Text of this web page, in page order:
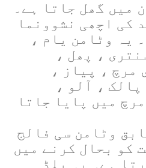
میں گھل جاتا ہے۔
کی اچھی نشوونما
یہ وٹامن یام ،
، پھل ،
مرچ ، پیاز ،
، آلو ،
میں پایا جاتا
وٹامن سی فالج
کو بحال کرنے میں
ہے۔ یہ بلڈ